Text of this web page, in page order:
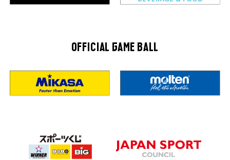
OFFICIAL GAME BALL